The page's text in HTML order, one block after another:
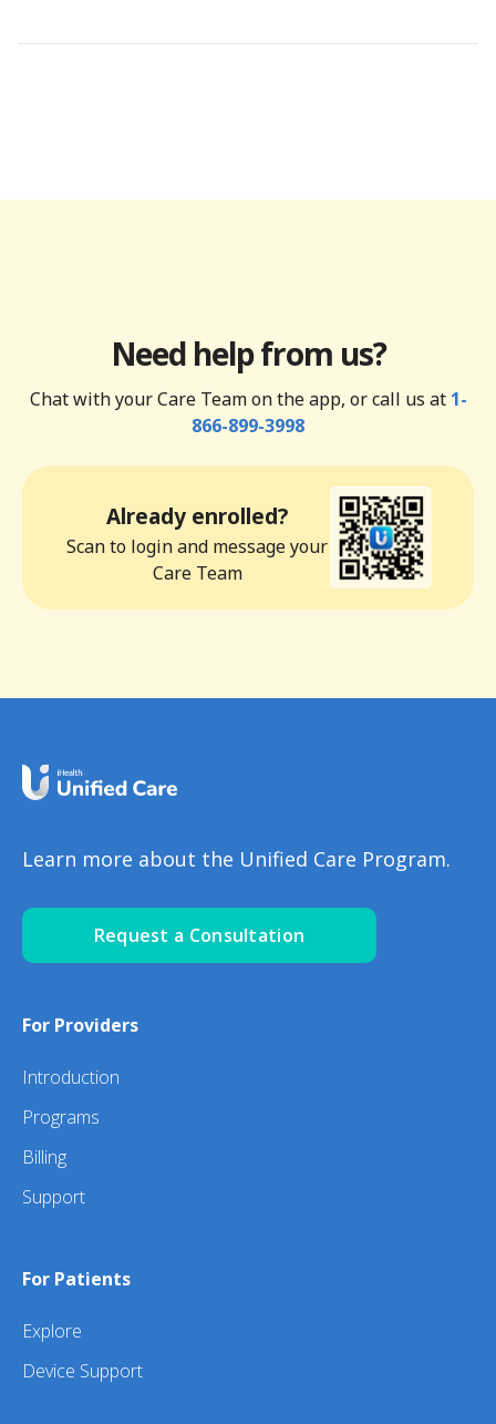
Need help from us?
Chat with your Care Team on the app, or call us at 1-
866-899-3998
Already enrolled?
Scan to login and message your
Care Team
Learn more about the Unified Care Program.
Request a Consultation
For Providers
Introduction
Programs
Billing
Support
For Patients
Explore
Device Support